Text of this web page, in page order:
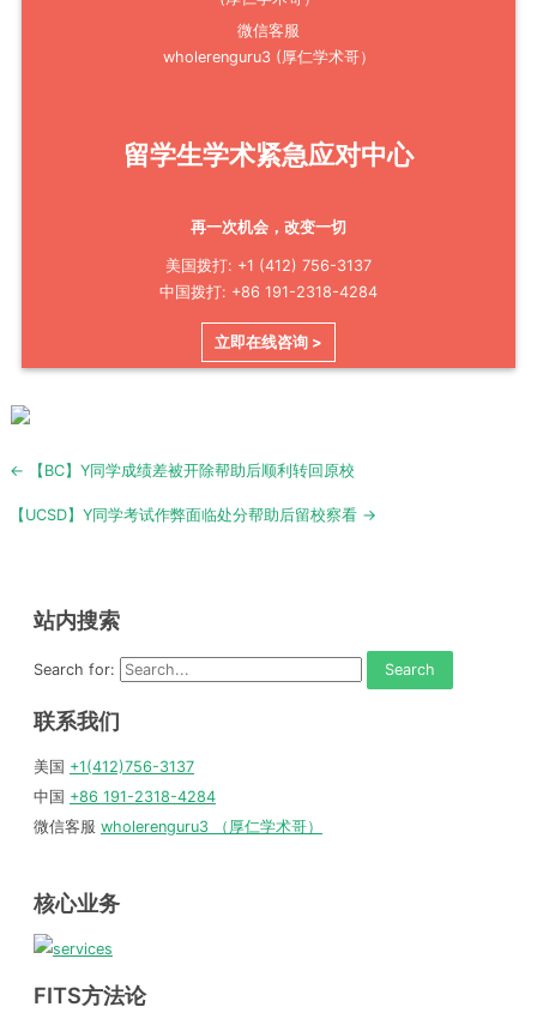
微信客服
wholerenguru3 (厚仁学术哥）
留学生学术紧急应对中心
再一次机会，改变一切
美国拨打: +1 (412) 756-3137
中国拨打: +86 191-2318-4284
立即在线咨询 >
Post
← 【BC】Y同学成绩差被开除帮助后顺利转回原校
【UCSD】Y同学考试作弊面临处分帮助后留校察看 →
站内搜索
Search for:
联系我们
美国 +1(412)756-3137
中国 +86 191-2318-4284
微信客服 wholerenguru3 （厚仁学术哥）
核心业务
FITS方法论